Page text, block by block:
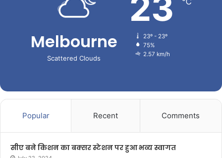
Melbourne
Scattered Clouds
23º - 23º
75%
2.57 km/h
Popular Recent Comments
सीए बने किशन का बक्सर स्टेशन पर हुआ भव्य स्वागत